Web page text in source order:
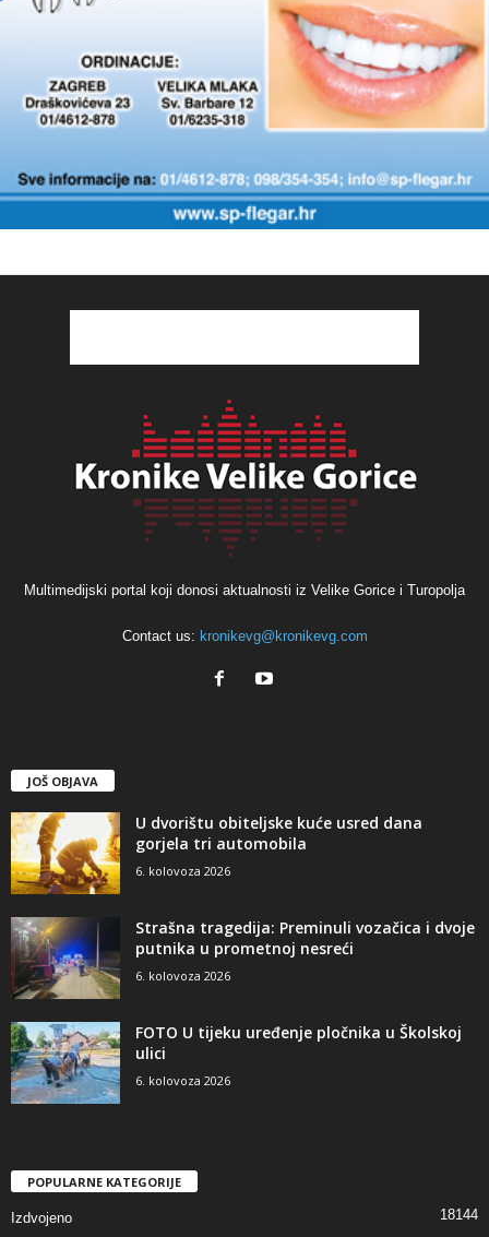
Multimedijski portal koji donosi aktualnosti iz Velike Gorice i Turopolja
Contact us: kronikevg@kronikevg.com
JOŠ OBJAVA
U dvorištu obiteljske kuće usred dana
gorjela tri automobila
6. kolovoza 2026
Strašna tragedija: Preminuli vozačica i dvoje
putnika u prometnoj nesreći
6. kolovoza 2026
FOTO U tijeku uređenje pločnika u Školskoj
ulici
6. kolovoza 2026
POPULARNE KATEGORIJE
Izdvojeno 18144